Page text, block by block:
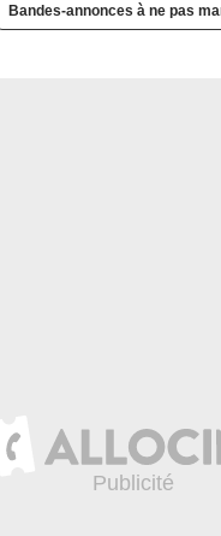
Bandes-annonces à ne pas